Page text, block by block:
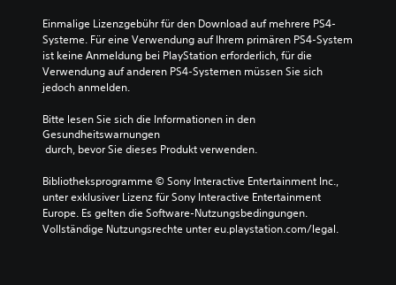
Einmalige Lizenzgebühr für den Download auf mehrere PS4-
Systeme. Für eine Verwendung auf Ihrem primären PS4-System
ist keine Anmeldung bei PlayStation erforderlich, für die
Verwendung auf anderen PS4-Systemen müssen Sie sich
jedoch anmelden.
Bitte lesen Sie sich die Informationen in den
Gesundheitswarnungen
durch, bevor Sie dieses Produkt verwenden.
Bibliotheksprogramme © Sony Interactive Entertainment Inc.,
unter exklusiver Lizenz für Sony Interactive Entertainment
Europe. Es gelten die Software-Nutzungsbedingungen.
Vollständige Nutzungsrechte unter eu.playstation.com/legal.